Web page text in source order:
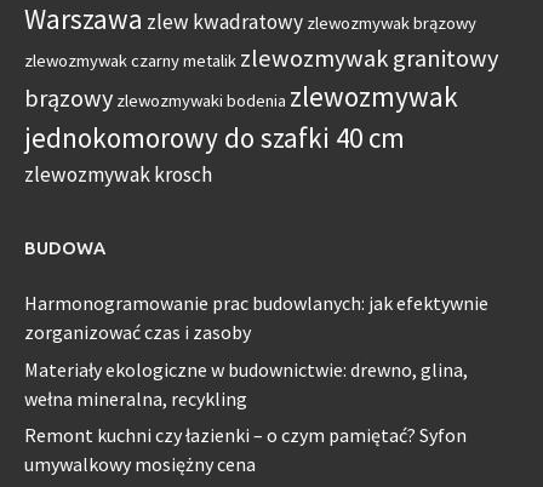
Warszawa zlew kwadratowy zlewozmywak brązowy
zlewozmywak czarny metalik zlewozmywak granitowy
brązowy zlewozmywaki bodenia zlewozmywak
jednokomorowy do szafki 40 cm
zlewozmywak krosch
BUDOWA
Harmonogramowanie prac budowlanych: jak efektywnie
zorganizować czas i zasoby
Materiały ekologiczne w budownictwie: drewno, glina,
wełna mineralna, recykling
Remont kuchni czy łazienki – o czym pamiętać? Syfon
umywalkowy mosiężny cena